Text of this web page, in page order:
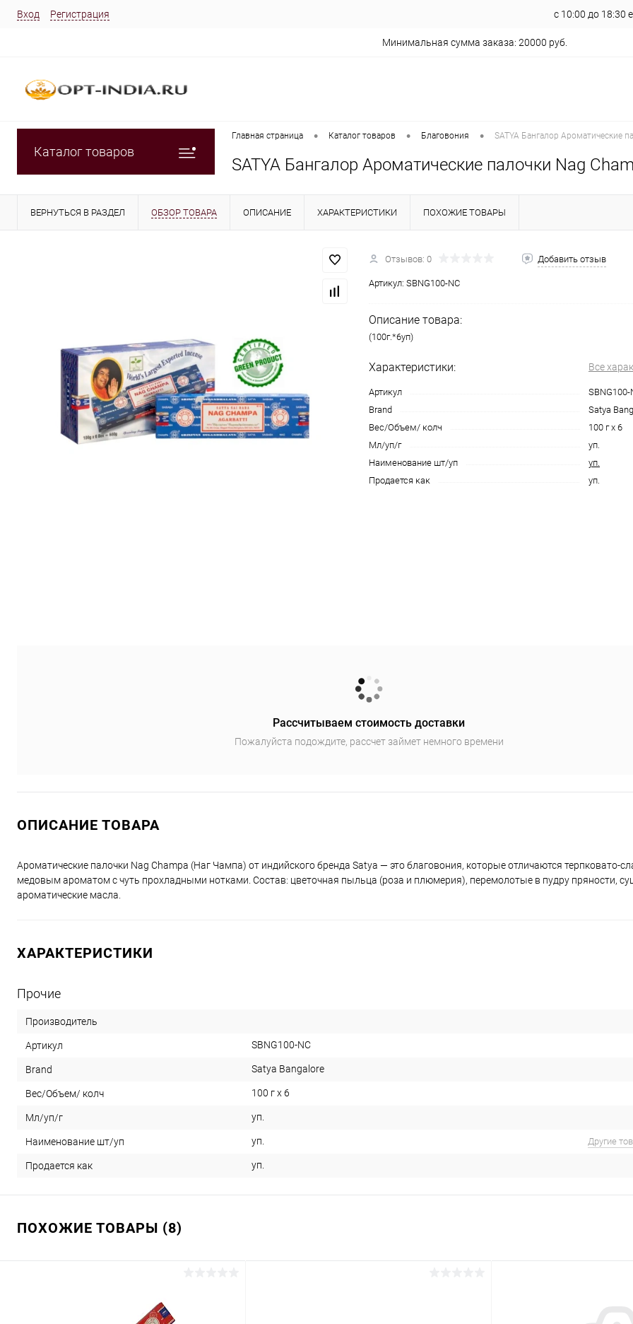
Вход Регистрация с 10:00 до 18:30
Минимальная сумма заказа: 20000 руб.
Каталог товаров
Главная страница • Каталог товаров • Благовония • SATYA Бангалор Ароматические
SATYA Бангалор Ароматические палочки Nag
ВЕРНУТЬСЯ В РАЗДЕЛ ОБЗОР ТОВАРА ОПИСАНИЕ ХАРАКТЕРИСТИКИ ПОХОЖИЕ ТОВАРЫ
Отзывов: 0 Добавить отзыв
Артикул: SBNG100-NC
Описание товара:
(100г.*6уп)
Характеристики: Все
Артикул
SBNG100-
Brand
Satya
Вес/Объем/ колч
100 г х 6
Мл/уп/г
уп.
Наименование шт/уп
уп.
Продается как
уп.
Рассчитываем стоимость доставки
Пожалуйста подождите, рассчет займет немного времени
ОПИСАНИЕ ТОВАРА
Ароматические палочки Nag Champa (Наг Чампа) от индийского бренда Satya — это благовония, которые отличаются терпковато-
медовым ароматом с чуть прохладными нотками. Состав: цветочная пыльца (роза и плюмерия), перемолотые в пудру пряности,
ароматические масла.
ХАРАКТЕРИСТИКИ
Прочие
Производитель
Артикул SBNG100-NC
Brand Satya Bangalore
Вес/Объем/ колч 100 г х 6
Мл/уп/г уп.
Наименование шт/уп уп. Другие
Продается как уп.
ПОХОЖИЕ ТОВАРЫ (8)